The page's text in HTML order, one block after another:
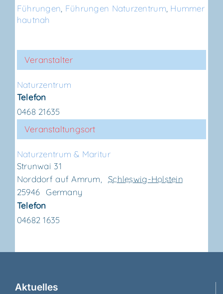
Führungen Führungen Naturzentrum Hummer
hautnah
Veranstaltungsort
Natur­zen­trum & Maritur
Strunwai 31
Norddorf auf Amrum
Schleswig-Holstein
25946 Germany
Telefon
04682 1635
Veranstalter
Natur­zen­trum
Telefon
0468 21635
Aktu­el­les